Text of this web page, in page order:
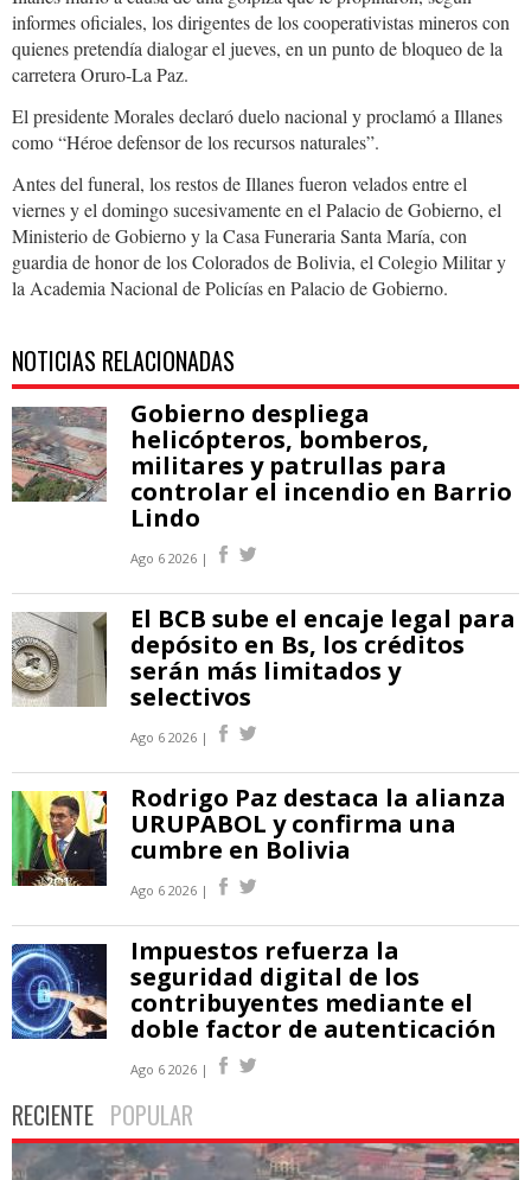
informes oficiales, los dirigentes de los cooperativistas mineros con
quienes pretendía dialogar el jueves, en un punto de bloqueo de la
carretera Oruro-La Paz.
El presidente Morales declaró duelo nacional y proclamó a Illanes
como “Héroe defensor de los recursos naturales”.
Antes del funeral, los restos de Illanes fueron velados entre el
viernes y el domingo sucesivamente en el Palacio de Gobierno, el
Ministerio de Gobierno y la Casa Funeraria Santa María, con
guardia de honor de los Colorados de Bolivia, el Colegio Militar y
la Academia Nacional de Policías en Palacio de Gobierno.
NOTICIAS RELACIONADAS
Gobierno despliega
helicópteros, bomberos,
militares y patrullas para
controlar el incendio en Barrio
Lindo
Ago 6 2026 |
El BCB sube el encaje legal para
depósito en Bs, los créditos
serán más limitados y
selectivos
Ago 6 2026 |
Rodrigo Paz destaca la alianza
URUPABOL y confirma una
cumbre en Bolivia
Ago 6 2026 |
Impuestos refuerza la
seguridad digital de los
contribuyentes mediante el
doble factor de autenticación
Ago 6 2026 |
RECIENTE POPULAR